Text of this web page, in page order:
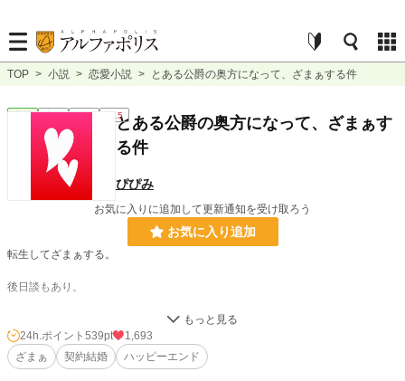
TOP > 小説 > 恋愛小説 > とある公爵の奥方になって、ざまぁする件
恋愛 完結 短編 R15とある公爵の奥方になって、ざまぁす
る件
ぴぴみ
お気に入りに追加して更新通知を受け取ろう
お気に入り追加
転生してざまぁする。
後日談もあり。
2,497 位 / 228,762 件
恋愛 1,378 位 / 66,368 件
24h.ポイント 539pt
1,693
ざまぁ
契約結婚 ハッピーエンド